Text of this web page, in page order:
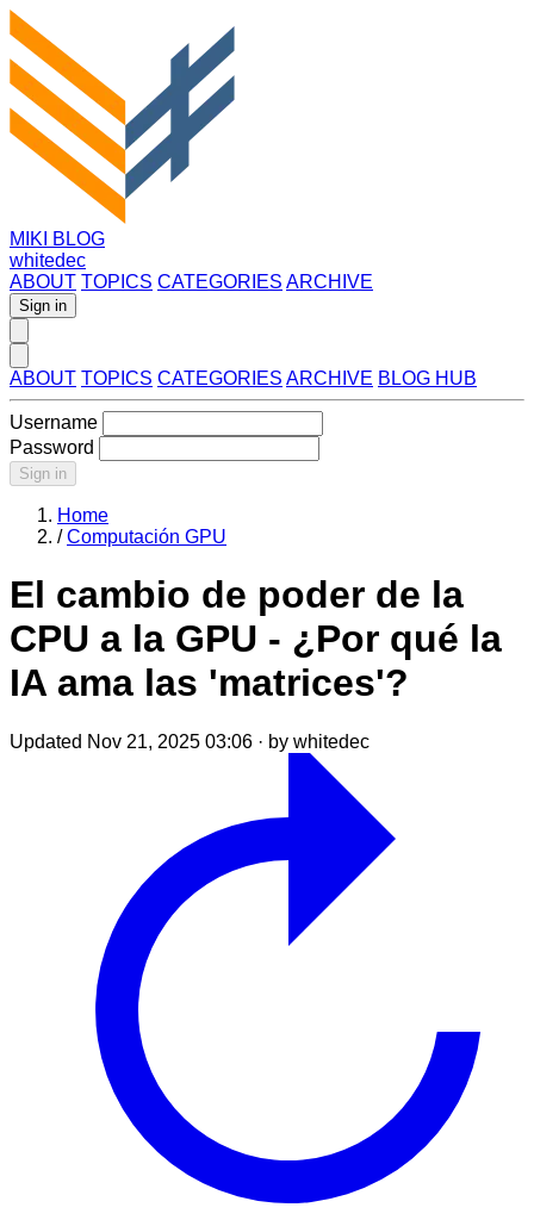
MIKI BLOG
whitedec
ABOUT TOPICS CATEGORIES ARCHIVE
Sign in
ABOUT TOPICS CATEGORIES ARCHIVE BLOG HUB
Username
Password
Sign in
Home
/ Computación GPU
El cambio de poder de la
CPU a la GPU - ¿Por qué la
IA ama las 'matrices'?
Updated Nov 21, 2025 03:06 · by whitedec